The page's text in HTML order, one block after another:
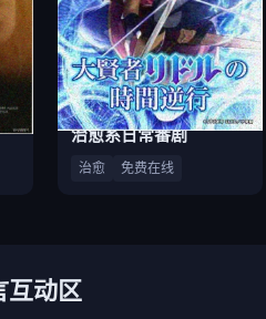
治愈系日常番剧
治愈 免费在线
互动区